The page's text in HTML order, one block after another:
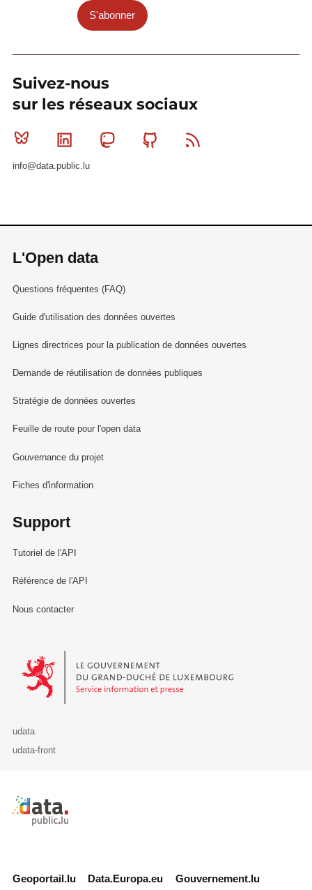
S'abonner
Suivez-nous
sur les réseaux sociaux
Bluesky Linkedin MastodonGithub
info@data.public.lu
L'Open data
Questions fréquentes (FAQ)
Guide d'utilisation des données ouvertes
Lignes directrices pour la publication de données ouvertes
Demande de réutilisation de données publiques
Stratégie de données ouvertes
Feuille de route pour l'open data
Gouvernance du projet
Fiches d'information
Support
Tutoriel de l'API
Référence de l'API
Nous contacter
Le Gouvernement du Grand-Duché de Luxembourg - Service
udata
udata-front
Retour à l'accueil de data.public.lu
Geoportail.lu Data.Europa.eu Gouvernement.lu